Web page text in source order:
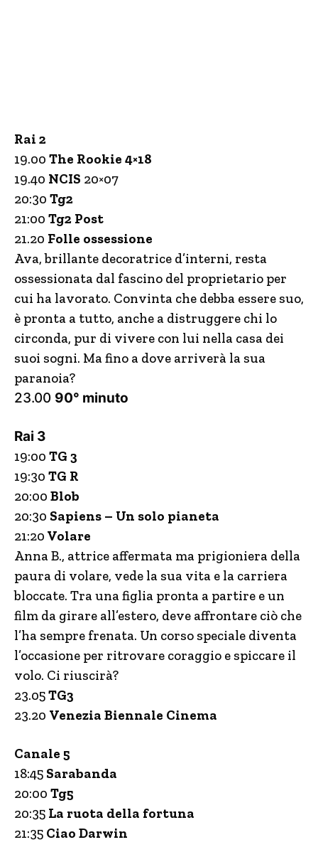
Rai 2
19.00 The Rookie 4×18
19.40 NCIS 20×07
20:30 Tg2
21:00 Tg2 Post
21.20 Folle ossessione
Ava, brillante decoratrice d’interni, resta
ossessionata dal fascino del proprietario per
cui ha lavorato. Convinta che debba essere suo,
è pronta a tutto, anche a distruggere chi lo
circonda, pur di vivere con lui nella casa dei
suoi sogni. Ma fino a dove arriverà la sua
paranoia?
23.00 90° minuto
Rai 3
19:00 TG 3
19:30 TG R
20:00 Blob
20:30 Sapiens – Un solo pianeta
21:20 Volare
Anna B., attrice affermata ma prigioniera della
paura di volare, vede la sua vita e la carriera
bloccate. Tra una figlia pronta a partire e un
film da girare all’estero, deve affrontare ciò che
l’ha sempre frenata. Un corso speciale diventa
l’occasione per ritrovare coraggio e spiccare il
volo. Ci riuscirà?
23.05TG3
23.20 Venezia Biennale Cinema
Canale 5
18:45 Sarabanda
20:00 Tg5
20:35 La ruota della fortuna
21:35 Ciao Darwin